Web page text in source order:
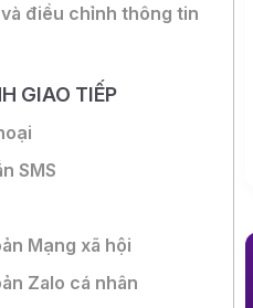
điều chỉnh thông tin
GIAO TIẾP
SMS
Mạng xã hội
Zalo cá nhân